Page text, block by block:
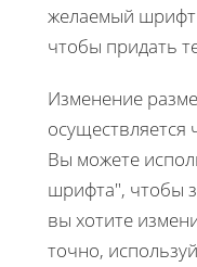
желаемый
чтобы придать
Изменение
осуществляется
Вы можете
шрифта", чтобы
вы хотите
точно,